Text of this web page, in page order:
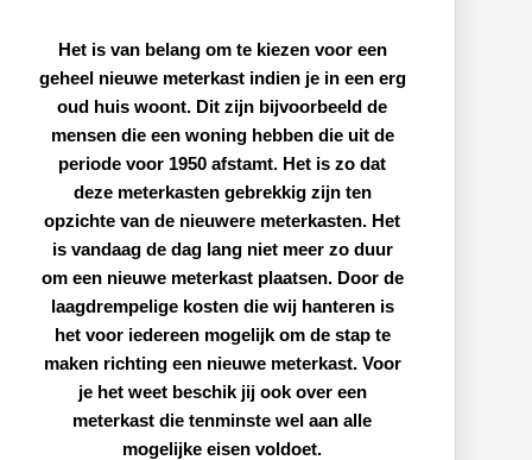
Het is van belang om te kiezen voor een
geheel nieuwe meterkast indien je in een erg
oud huis woont. Dit zijn bijvoorbeeld de
mensen die een woning hebben die uit de
periode voor 1950 afstamt. Het is zo dat
deze meterkasten gebrekkig zijn ten
opzichte van de nieuwere meterkasten. Het
is vandaag de dag lang niet meer zo duur
om een nieuwe meterkast plaatsen. Door de
laagdrempelige kosten die wij hanteren is
het voor iedereen mogelijk om de stap te
maken richting een nieuwe meterkast. Voor
je het weet beschik jij ook over een
meterkast die tenminste wel aan alle
mogelijke eisen voldoet.